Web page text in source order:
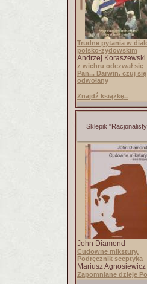
Trudne pytania w
polsko-żydowskim
Andrzej Koraszewski
z wichru odezwał się
Pan... Darwin, czuj się
odwołany
Znajdź książkę..
Sklepik
John Diamond -
Cudowne mikstury.
Podręcznik sceptyka
Mariusz Agnosiewicz
Zapomniane dzieje